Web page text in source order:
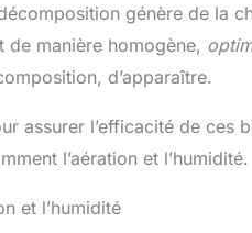
génère de la
de manière homogène,
d’apparaître.
assurer l’efficacité de
l’aération et l’humidité.
et l’humidité